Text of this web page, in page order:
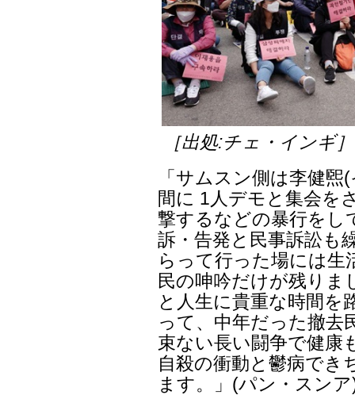
［出処:チェ・インギ］
「サムスン側は李健
間に 1人デモと集会を
撃するなどの暴行をし
訴・告発と民事訴訟も
らって行った場には
民の呻吟だけが残りま
と人生に貴重な時間を
って、中年だった撤去
束ない長い闘争で健康
自殺の衝動と鬱病でき
ます。」(パン・スン